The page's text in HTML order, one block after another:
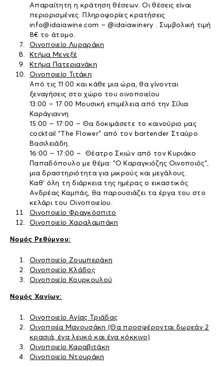
Απαραίτητη η κράτηση θέσεων. Οι θέσεις είναι
περιορισμένες. Πληροφορίες κρατήσεις
info@idaiawine.com – @idaiawinery . Συμβολική τιμή
8€ το άτομο.
Οινοποιείο Λυραράκη
Κτήμα Μενεξέ
Κτήμα Πατεριανάκη
Οινοποιείο Τιτάκη
Από τις 11:00 και κάθε μια ώρα, θα γίνονται
ξεναγήσεις στο χώρο του οινοποιείου
13:00 – 17:00 Μουσική επιμέλεια από την Σίλια
Καράγιαννη
15:00 – 17:00 – Θα δοκιμάσετε το καινούριο μας
cocktail “The Flower” από τον bartender Σταύρο
Βασιλειάδη.
16:00 – 17:00 – Θέατρο Σκιών από τον Κυριάκο
Παπαδόπουλο με θέμα: “Ο Καραγκιόζης Οινοποιός”,
μια δραστηριότητα για μικρούς και μεγάλους.
Καθ’ όλη τη διάρκεια της ημέρας ο εικαστικός
Ανδρέας Καμπάς, θα παρουσιάζει τα έργα του στο
κελάρι του Οινοποιείου.
Οινοποιείο Φραγκόσπιτο
Οινοποιείο Χαραλαμπάκη
Νομός Ρεθύμνου:
Οινοποιείο Ζουμπεράκη
Οινοποιείο Κλάδος
Οινοποιείο Κουρκουλού
Νομός Χανίων:
Οινοποιείο Αγίας Τριάδας
Οινοποιία Μανουσάκη (Θα προσφέρονται δωρεάν 2
κρασιά, ένα λευκό και ένα κόκκινο)
Οινοποιείο Καραβιτάκη
Οινοποιείο Ντουράκη